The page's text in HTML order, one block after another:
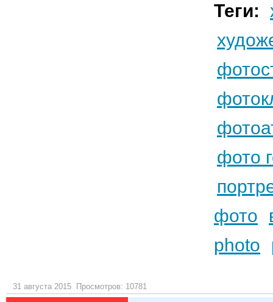
Теги:
фото
фото
photo
31 августа 2015 Просмотров: 10781